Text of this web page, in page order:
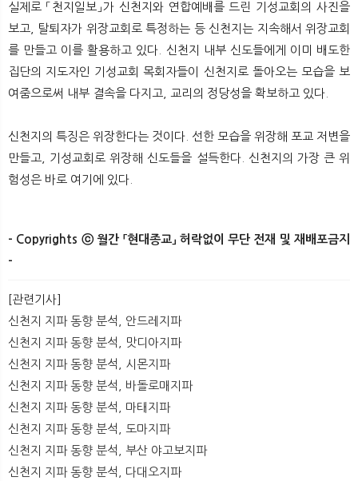
실제로 「천지일보」가 신천지와 연합예배를 드린 기성교회의 사진을
보고, 탈퇴자가 위장교회로 특정하는 등 신천지는 지속해서 위장교회
를 만들고 이를 활용하고 있다. 신천지 내부 신도들에게 이미 배도한
집단의 지도자인 기성교회 목회자들이 신천지로 돌아오는 모습을 보
여줌으로써 내부 결속을 다지고, 교리의 정당성을 확보하고 있다.
신천지의 특징은 위장한다는 것이다. 선한 모습을 위장해 포교 저변을
만들고, 기성교회로 위장해 신도들을 설득한다. 신천지의 가장 큰 위
험성은 바로 여기에 있다.
- Copyrights ⓒ 월간 「현대종교」 허락없이 무단 전재 및 재배포금지
-
[관련기사]
신천지 지파 동향 분석, 안드레지파
신천지 지파 동향 분석, 맛디아지파
신천지 지파 동향 분석, 시몬지파
신천지 지파 동향 분석, 바돌로매지파
신천지 지파 동향 분석, 마태지파
신천지 지파 동향 분석, 도마지파
신천지 지파 동향 분석, 부산 야고보지파
신천지 지파 동향 분석, 다대오지파